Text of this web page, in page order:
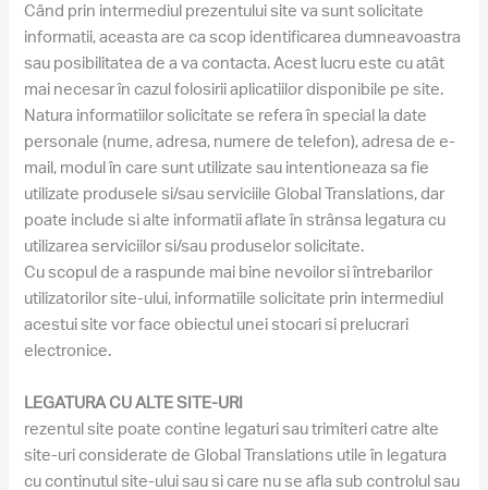
Când prin intermediul prezentului site va sunt solicitate
informatii, aceasta are ca scop identificarea dumneavoastra
sau posibilitatea de a va contacta. Acest lucru este cu atât
mai necesar în cazul folosirii aplicatiilor disponibile pe site.
Natura informatiilor solicitate se refera în special la date
personale (nume, adresa, numere de telefon), adresa de e-
mail, modul în care sunt utilizate sau intentioneaza sa fie
utilizate produsele si/sau serviciile Global Translations, dar
poate include si alte informatii aflate în strânsa legatura cu
utilizarea serviciilor si/sau produselor solicitate.
Cu scopul de a raspunde mai bine nevoilor si întrebarilor
utilizatorilor site-ului, informatiile solicitate prin intermediul
acestui site vor face obiectul unei stocari si prelucrari
electronice.
LEGATURA CU ALTE SITE-URI
rezentul site poate contine legaturi sau trimiteri catre alte
site-uri considerate de Global Translations utile în legatura
cu continutul site-ului sau si care nu se afla sub controlul sau